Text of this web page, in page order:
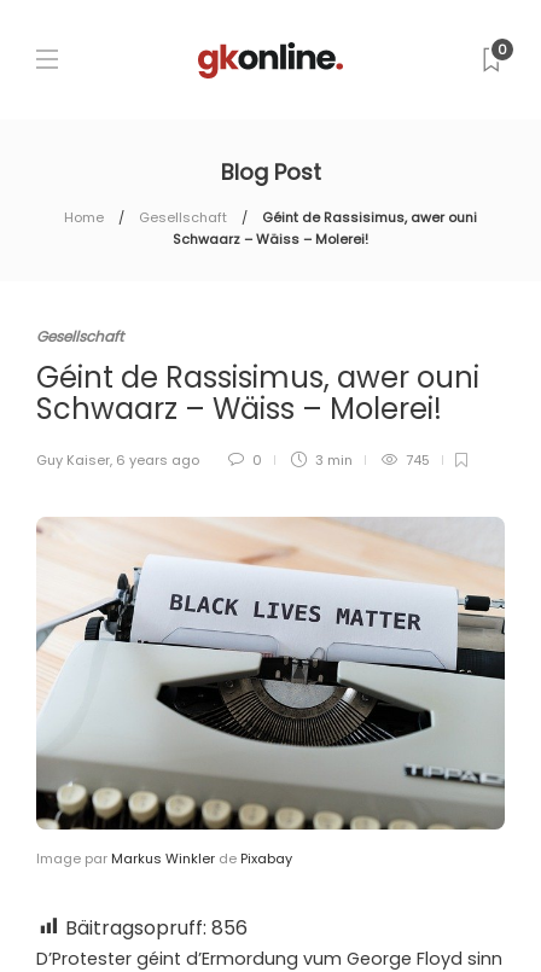
0
Blog Post
Home Gesellschaft
Géint de Rassisimus, awer ouni
Schwaarz – Wäiss – Molerei!
Gesellschaft
Géint de Rassisimus, awer ouni
Schwaarz – Wäiss – Molerei!
Guy Kaiser, 6 years ago 0 3 min 745
Image par Markus Winkler de Pixabay
Bäitragsopruff: 856
D’Protester géint d’Ermordung vum George Floyd sinn